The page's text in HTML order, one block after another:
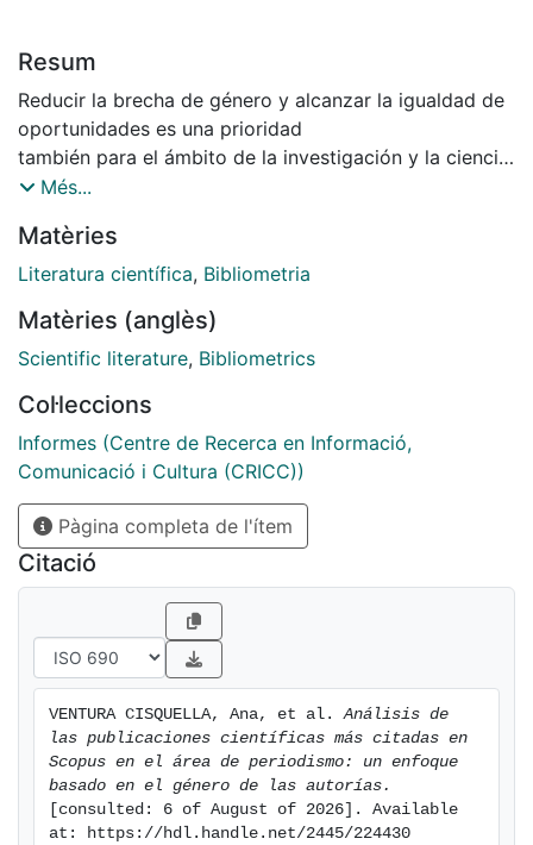
Resum
Reducir la brecha de género y alcanzar la igualdad de
oportunidades es una prioridad
también para el ámbito de la investigación y la ciencia.
La guía Horizon Europe guidance on
Liubliana (2021) son un buen ejemplo de
la voluntad de la Unión Europea para revertir las
países de la Unión. Los informes de la European
Platform of Women Scientist, los She Figure
de monitorizar y seguir la
evolución de mejoras en todos los ámbitos de la
investigación y la ciencia. Acorde con estas
iniciativas, en el proyecto CUVICOM se propuso, en su
objetivo transversal, diseñar un
análisis sistemático de la perspectiva de género en la
investigación académica en
comunicación social en relación con las autorías de las
investigaciones y presencia en las
temáticas de los artículos. Análisis de las
el área de periodismo: Un enfoque basado en el
género de las autorías ofrece un primer
resultado de esta línea de investigación.
Més...
Matèries
Literatura científica, Bibliometria
Matèries (anglès)
Scientific literature, Bibliometrics
Col·leccions
Informes (Centre de Recerca en Informació,
Comunicació i Cultura (CRICC))
Pàgina completa de l'ítem
Citació
VENTURA CISQUELLA, Ana, et al. Análisis de
las publicaciones científicas más citadas en
Scopus en el área de periodismo: un enfoque
basado en el género de las autorías.
[consulted: 6 of August of 2026]. Available
at: https://hdl.handle.net/2445/224430